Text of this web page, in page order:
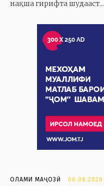
нақша гирифта
ОЛАМИ МАҶОЗӢ 06.08.2026